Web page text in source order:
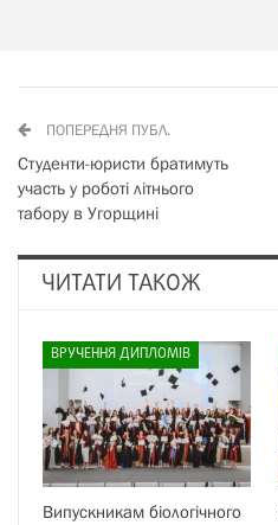
ПОПЕРЕДНЯ ПУБЛ.
Студенти-юристи братимуть
участь у роботі літнього
табору в Угорщині
ЧИТАТИ ТАКОЖ
ВРУЧЕННЯ ДИПЛОМІВ
Випускникам біологічного